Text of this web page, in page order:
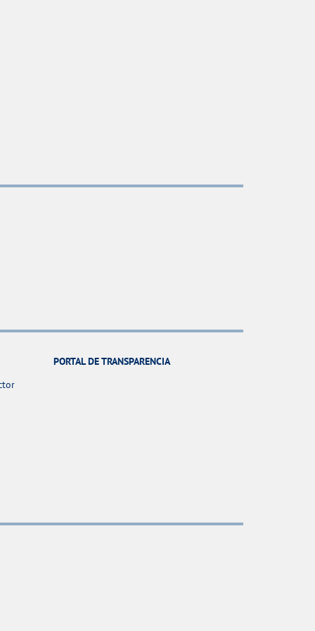
PORTAL DE TRANSPARENCIA